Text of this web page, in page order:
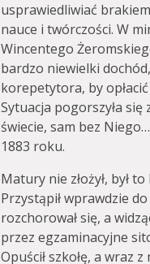
usprawiedliwiać
nauce i twórczości. W
Wincentego
bardzo niewielki
korepetytora, by
Sytuacja pogorszyła się
świecie, sam bez
1883 roku.
Matury nie złożył, był
Przystąpił wprawdzie
rozchorował się, a
przez egzaminacyjne
Opuścił szkołę, a wraz